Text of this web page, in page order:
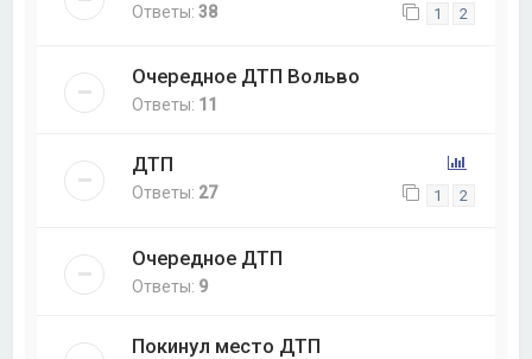
Ответы:38 1 2
Очередное ДТП Вольво
Ответы: 11
ДТП
Ответы: 27 1 2
Очередное ДТП
Ответы: 9
Покинул место ДТП